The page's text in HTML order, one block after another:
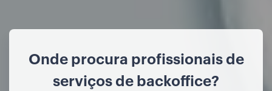
Onde procura profissionais de
serviços de backoffice?